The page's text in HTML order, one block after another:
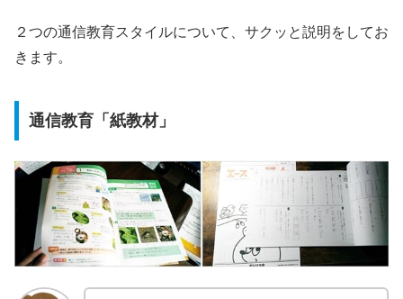
２つの通信教育スタイルについて、サクッと説明をしてお
きます。
通信教育「紙教材」